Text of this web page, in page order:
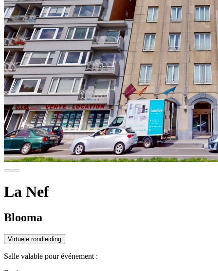
La Nef
Blooma
Virtuele rondleiding
Salle valable pour événement :